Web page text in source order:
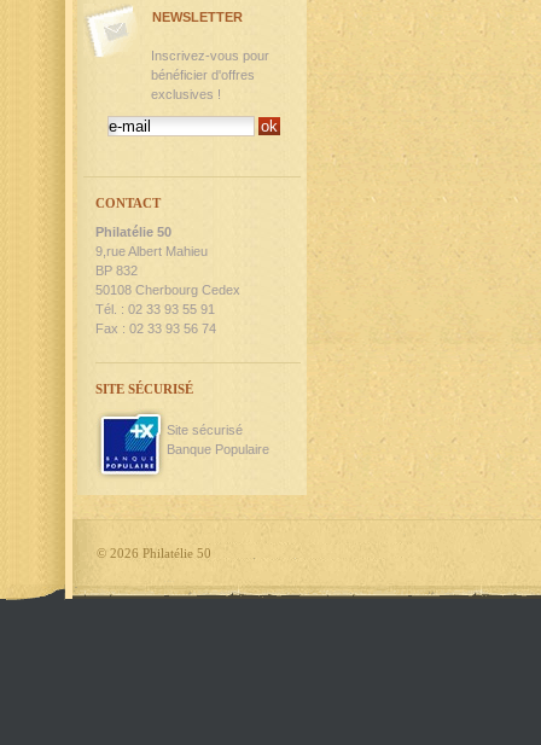
NEWSLETTER
Inscrivez-vous pour
bénéficier d'offres
exclusives !
CONTACT
Philatélie 50
9,rue Albert Mahieu
BP 832
50108 Cherbourg Cedex
Tél. : 02 33 93 55 91
Fax : 02 33 93 56 74
SITE SÉCURISÉ
Site sécurisé
Banque Populaire
© 2026 Philatélie 50